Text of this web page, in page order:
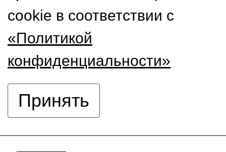
cookie в соответствии с
«Политикой
конфиденциальности»
Принять